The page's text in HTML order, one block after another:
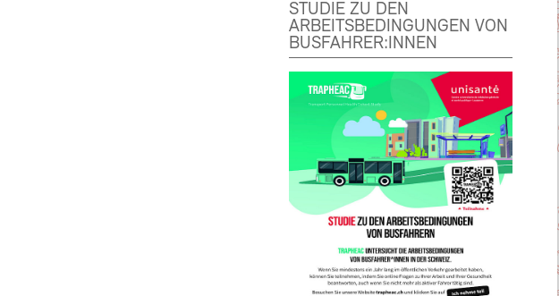
STUDIE ZU DEN
ARBEITSBEDINGUNGEN VON
BUSFAHRER:INNEN